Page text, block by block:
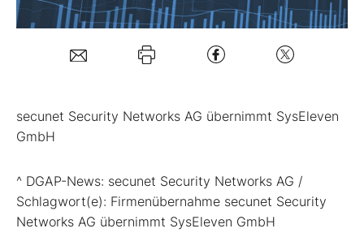
secunet Security Networks AG übernimmt SysEleven
GmbH
^ DGAP-News: secunet Security Networks AG /
Schlagwort(e): Firmenübernahme secunet Security
Networks AG übernimmt SysEleven GmbH